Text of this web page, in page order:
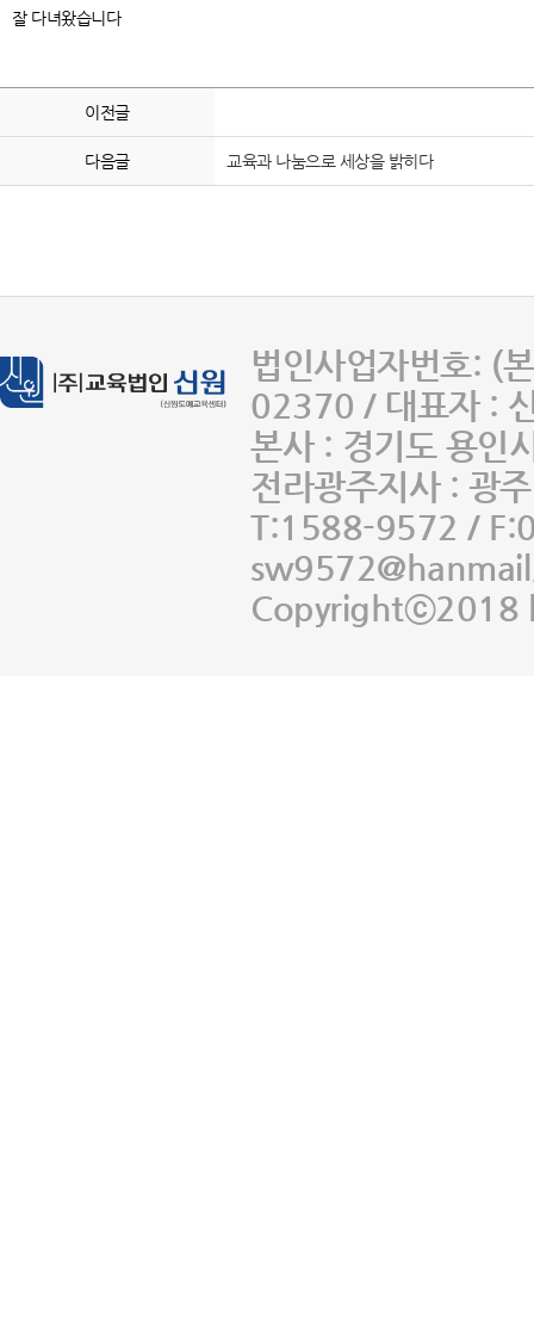
잘 다녀왔습니다
이전글
다음글 교육과 나눔으로 세상을 밝히다
법인사업자번호:
02370 / 대표자 :
본사 : 경기도 용인
전라광주지사 : 광
T:1588-9572 /
Copyrightⓒ2018